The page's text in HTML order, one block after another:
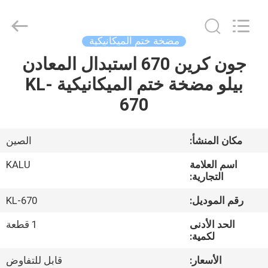
الصفحة
الرئيسية
عرض
الافتراضي
معلومات
مضخة ختم الميكانيكية
جون كرين 670 استبدال المعادن
بيلو مضخة ختم الميكانيكية KL-
670
مكان المنشأ:
الصين
اسم العلامة
التجارية:
KALU
رقم الموديل:
KL-670
الحد الأدنى
لكمية:
1 قطعة
الأسعار: قابل للتفاوض